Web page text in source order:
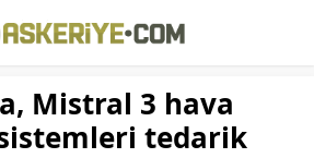
Mistral 3 hava
tedarik